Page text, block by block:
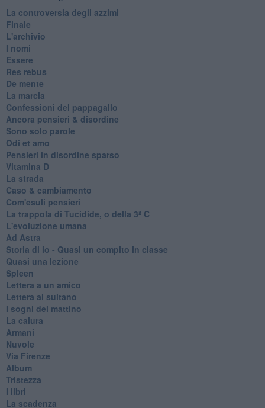
La controversia degli azzimi
Finale
L'archivio
I nomi
Essere
Res rebus
De mente
La marcia
Confessioni del pappagallo
Ancora pensieri & disordine
Sono solo parole
Odi et amo
Pensieri in disordine sparso
Vitamina D
La strada
Caso & cambiamento
Com'esuli pensieri
La trappola di Tucidide, o della 3ª C
L'evoluzione umana
Ad Astra
Storia di io - Quasi un compito in classe
Quasi una lezione
Spleen
Lettera a un amico
Lettera al sultano
I sogni del mattino
La calura
Armani
Nuvole
Via Firenze
Album
Tristezza
I libri
La scadenza